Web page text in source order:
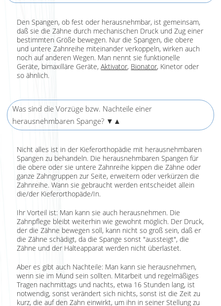
Den Spangen, ob fest oder herausnehmbar, ist gemeinsam,
daß sie die Zähne durch mechanischen Druck und Zug einer
bestimmten Größe bewegen. Nur die Spangen, die obere
und untere Zahnreihe miteinander verkoppeln, wirken auch
noch auf anderen Wegen. Man nennt sie funktionelle
Geräte, bimaxilläre Geräte,Aktivator, Bionator, Kinetor oder
so ähnlich.
Was sind die Vorzüge bzw. Nachteile einer
herausnehmbaren Spange? ▼▲
Nicht alles ist in der Kieferorthopädie mit herausnehmbaren
Spangen zu behandeln. Die herausnehmbaren Spangen für
die obere oder sie untere Zahnreihe kippen die Zähne oder
ganze Zahngruppen zur Seite, erweitern oder verkürzen die
Zahnreihe. Wann sie gebraucht werden entscheidet allein
die/der Kieferorthopäde/In.
Ihr Vorteil ist: Man kann sie auch herausnehmen. Die
Zahnpflege bleibt weiterhin wie gewohnt möglich. Der Druck,
der die Zähne bewegen soll, kann nicht so groß sein, daß er
die Zähne schädigt, da die Spange sonst "aussteigt", die
Zähne und der Halteapparat werden nicht überlastet.
Aber es gibt auch Nachteile: Man kann sie herausnehmen,
wenn sie im Mund sein sollten. Mitarbeit und regelmäßiges
Tragen nachmittags und nachts, etwa 16 Stunden lang, ist
notwendig, sonst verändert sich nichts, sonst ist die Zeit zu
kurz, die auf den Zahn einwirkt, um ihn in seiner Stellung zu